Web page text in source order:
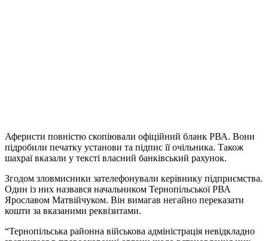
Аферисти повністю скопіювали офіційний бланк РВА. Вони
підробили печатку установи та підпис її очільника. Також
шахраї вказали у тексті власний банківський рахунок.
Згодом зловмисники зателефонували керівнику підприємства.
Один із них назвався начальником Тернопільської РВА
Ярославом Матвійчуком. Він вимагав негайно переказати
кошти за вказаними реквізитами.
“Тернопільська районна військова адміністрація невідкладно